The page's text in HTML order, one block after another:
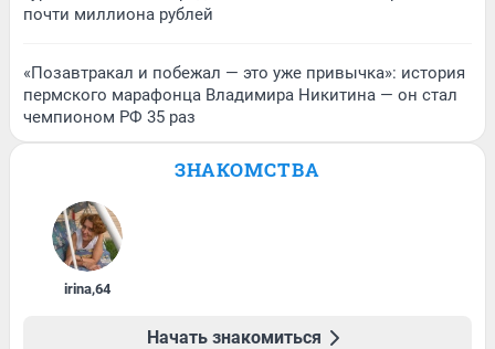
почти миллиона рублей
«Позавтракал и побежал — это уже привычка»: история
пермского марафонца Владимира Никитина — он стал
чемпионом РФ 35 раз
ЗНАКОМСТВА
irina,64
Начать знакомиться